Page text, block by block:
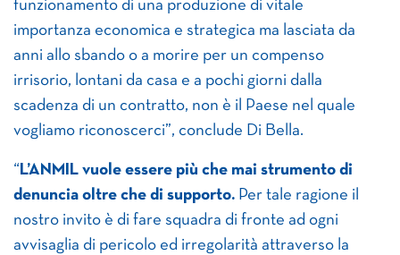
funzionamento di una produzione di vitale
importanza economica e strategica ma lasciata da
anni allo sbando o a morire per un compenso
irrisorio, lontani da casa e a pochi giorni dalla
scadenza di un contratto, non è il Paese nel quale
vogliamo riconoscerci”, conclude Di Bella.
“ L’ANMIL vuole essere più che mai strumento di
denuncia oltre che di supporto. Per tale ragione il
nostro invito è di fare squadra di fronte ad ogni
avvisaglia di pericolo ed irregolarità attraverso la